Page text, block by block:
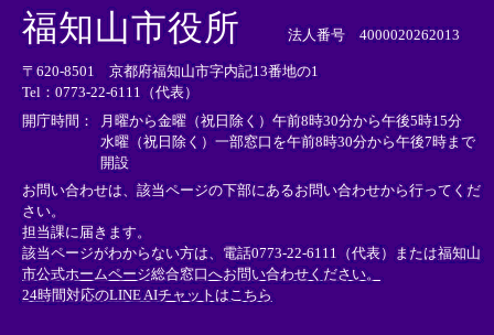
外
部
リ
ン
ク
＞
外
リ
ン
ク
＞
外
部
ン
ク
＞
福知山市役所 法人番号 4000020262013
〒620-8501 京都府福知山市字内記13番地の1
Tel：0773-22-6111（代表）
開庁時間： 月曜から金曜（祝日除く）午前8時30分から午後5時15分
水曜（祝日除く）一部窓口を午前8時30分から午後7時まで
開設
お問い合わせは、該当ページの下部にあるお問い合わせから行ってくだ
さい。
担当課に届きます。
該当ページがわからない方は、電話0773-22-6111（代表）または福知山
市公式ホームページ総合窓口へお問い合わせください。
24時間対応のLINE AIチャットはこちら